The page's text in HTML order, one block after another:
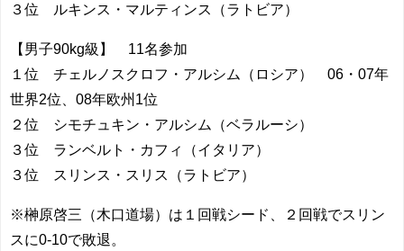
３位 ルキンス・マルティンス（ラトビア）
【男子90kg級】 11名参加
１位 チェルノスクロフ・アルシム（ロシア） 06・07年
世界2位、08年欧州1位
２位 シモチュキン・アルシム（ベラルーシ）
３位 ランベルト・カフィ（イタリア）
３位 スリンス・スリス（ラトビア）
※榊原啓三（木口道場）は１回戦シード、２回戦でスリン
スに0-10で敗退。